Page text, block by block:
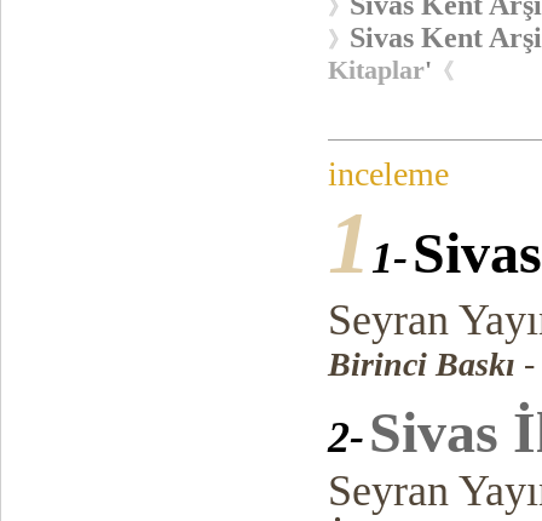
》
》 Sivas Kent
Kitaplar' 《
inceleme
1 1-
Seyran
Birinci Baskı -
2-Sivas
Seyran